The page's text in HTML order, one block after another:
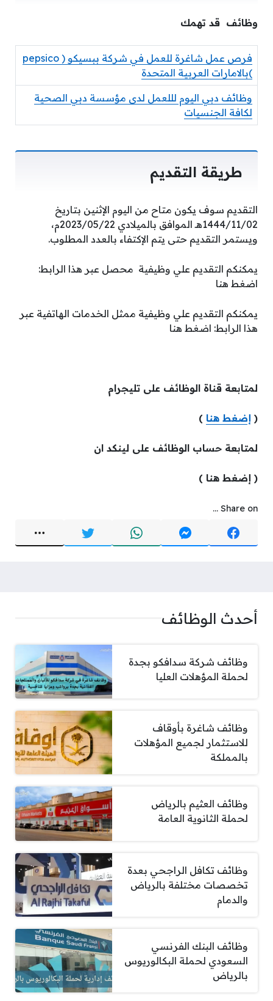
وظائف قد تهمك
فرص عمل شاغرة للعمل في شركة ببسيكو ( pepsico
)بالامارات العربية المتحدة
وظائف دبي اليوم لللعمل لدى مؤسسة دبي الصحية
لكافة الجنسيات
طريقة التقديم
التقديم سوف يكون متاح من اليوم الإثنين بتاريخ
1444/11/02هـ الموافق بالميلادي 2023/05/22م،
ويستمر التقديم حتى يتم الإكتفاء بالعدد المطلوب.
يمكنكم التقديم علي وظيفية محصل عبر هذا الرابط:
اضغط هنا
يمكنكم التقديم علي وظيفية ممثل الخدمات الهاتفية عبر
هذا الرابط: اضغط هنا
لمتابعة قناة الوظائف على تليجرام
( إضغط هنا )
لمتابعة حساب الوظائف على لينكد ان
( إضغط هنا )
Share on ...
أحدث الوظائف
وظائف شركة سدافكو بجدة
لحملة المؤهلات العليا
وظائف شاغرة بأوقاف
للاستثمار لجميع المؤهلات
بالمملكة
وظائف العثيم بالرياض
لحملة الثانوية العامة
وظائف تكافل الراجحي بعدة
تخصصات مختلفة بالرياض
والدمام
وظائف البنك الفرنسي
السعودي لحملة البكالوريوس
بالرياض